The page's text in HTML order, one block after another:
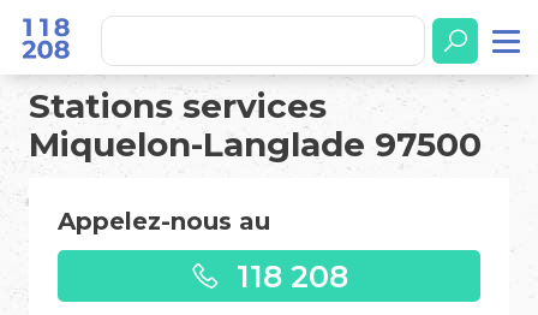
Stations services
Miquelon-Langlade 97500
Appelez-nous au
118 208